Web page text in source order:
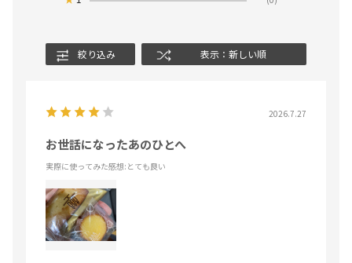
絞り込み 表示：新しい順
2026.7.27
お世話になったあのひとへ
実際に使ってみた感想:とても良い